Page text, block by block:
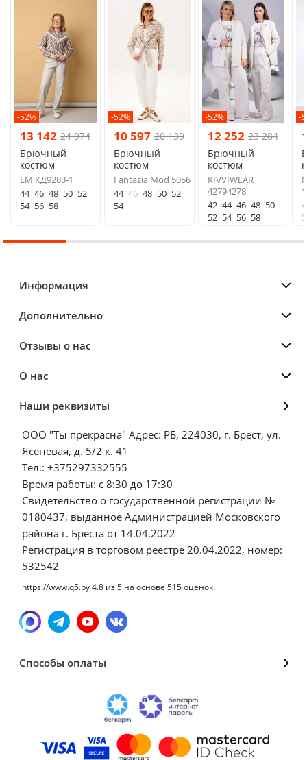
-52%
13 142 24 974
Брючный
костюм
LM КД9283-1
44 46 48 50 52
54 56 58
-52%
10 597 20 139
Брючный
костюм
Fantazia Mod 5056
44 46 48 50 52
54
-52%
12 252 23 284
Брючный
костюм
KIVVIWEAR
42794278
42 44 46 48 50
52 54 56 58
-
Информация
Дополнительно
Отзывы о нас
О нас
Наши реквизиты
ООО "Ты прекрасна" Адрес: РБ, 224030, г. Брест, ул.
Ясеневая, д. 5/2 к. 41
Тел.: +375297332555
Время работы: с 8:30 до 17:30
Свидетельство о государственной регистрации №
0180437, выданное Администрацией Московского
района г. Бреста от 14.04.2022
Регистрация в торговом реестре 20.04.2022, номер:
532542
https://www.q5.by4.8 из5 на основе 515оценок.
Способы оплаты